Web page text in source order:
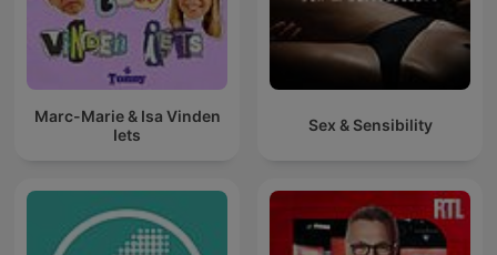
Marc-Marie & Isa Vinden
Iets
Sex & Sensibility